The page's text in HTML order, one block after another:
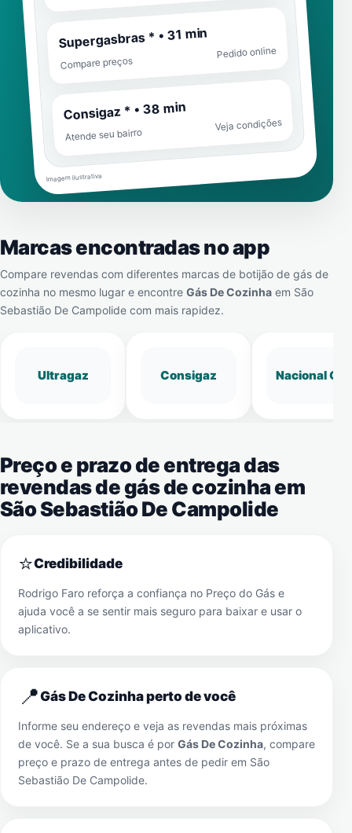
Supergasbras * • 31 min
Compare preços
Pedido online
Consigaz * • 38 min
Atende seu bairro
Veja condições
Imagem ilustrativa
Marcas encontradas no app
Compare revendas com diferentes marcas de botijão de gás de
cozinha no mesmo lugar e encontre Gás De Cozinha em São
Sebastião De Campolide com mais rapidez.
Ultragaz Consigaz Nacional Gás
Preço e prazo de entrega das
revendas de gás de cozinha em
São Sebastião De Campolide
⭐Credibilidade
Rodrigo Faro reforça a confiança no Preço do Gás e
ajuda você a se sentir mais seguro para baixar e usar o
aplicativo.
📍Gás De Cozinha perto de você
Informe seu endereço e veja as revendas mais próximas
de você. Se a sua busca é por Gás De Cozinha, compare
preço e prazo de entrega antes de pedir em São
Sebastião De Campolide.